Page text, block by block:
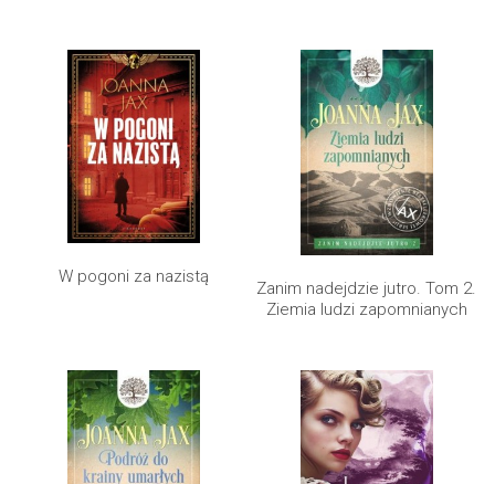
W pogoni za nazistą
Zanim nadejdzie jutro. Tom 2.
Ziemia ludzi zapomnianych